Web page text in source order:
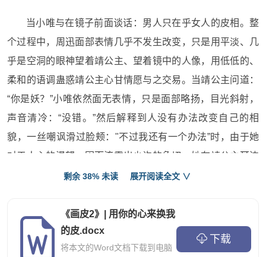
当小唯与在镜子前面谈话：男人只在乎女人的皮相。整
个过程中，周迅面部表情几乎不发生改变，只是用平淡、几
乎是空洞的眼神望着靖公主、望着镜中的人像，用低低的、
柔和的语调蛊惑靖公主心甘情愿与之交易。当靖公主问道：
“你是妖？”小唯依然面无表情，只是面部略扬，目光斜射，
声音清冷：“没错。”然后解释到人没有办法改变自己的相
貌，一丝嘲讽滑过脸颊："不过我还有一个办法”时，由于她
对于人心的渴望，因而流露出少许的急切。她在靖公主耳边
细语，为整个场景抹上一层梦幻迷离的味道。
将军的身份出现在大荧幕上。作为一个情感内敛的将军，他
的服饰也多半以暗红色和黑色为主，披散下来的头发也是增
剩余 38% 未读 展开阅读全文 ∨
《画皮2》| 用你的心来换我
的皮.docx
将本文的Word文档下载到电脑
下载